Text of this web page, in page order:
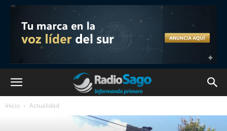
Inicio Actualidad